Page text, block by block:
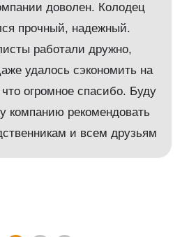
доволен. Колодец
прочный, надежный.
работали дружно,
удалось сэкономить на
что огромное спасибо. Буду
компанию рекомендовать
и всем друзьям